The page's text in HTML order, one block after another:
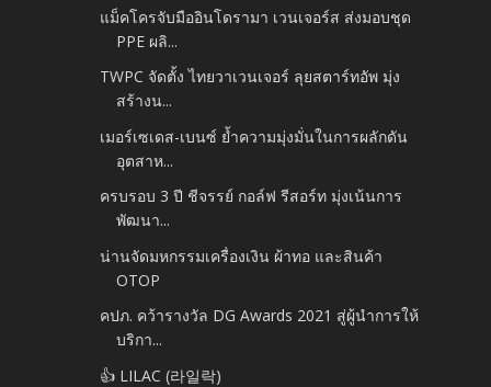
แม็คโครจับมืออินโดรามา เวนเจอร์ส ส่งมอบชุด
PPE ผลิ...
TWPC จัดตั้ง ไทยวาเวนเจอร์ ลุยสตาร์ทอัพ มุ่ง
สร้างน...
เมอร์เซเดส-เบนซ์ ย้ำความมุ่งมั่นในการผลักดัน
อุตสาห...
ครบรอบ 3 ปี ชีจรรย์ กอล์ฟ รีสอร์ท มุ่งเน้นการ
พัฒนา...
น่านจัดมหกรรมเครื่องเงิน ผ้าทอ และสินค้า
OTOP
คปภ. คว้ารางวัล DG Awards 2021 สู่ผู้นำการให้
บริกา...
👍 LILAC (라일락)